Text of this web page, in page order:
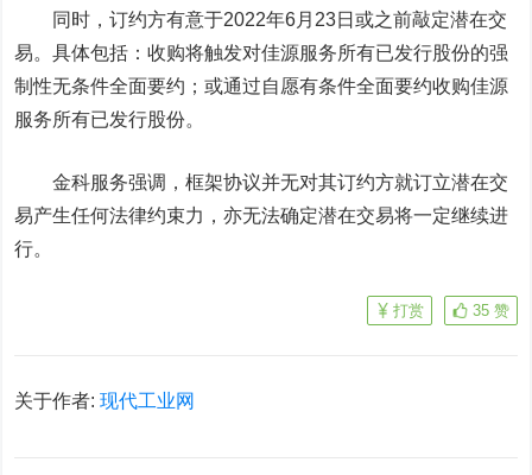
同时，订约方有意于2022年6月23日或之前敲定潜在交
易。具体包括：收购将触发对佳源服务所有已发行股份的强
制性无条件全面要约；或通过自愿有条件全面要约收购佳源
服务所有已发行股份。
金科服务强调，框架协议并无对其订约方就订立潜在交
易产生任何法律约束力，亦无法确定潜在交易将一定继续进
行。
35 赞
打赏
关于作者:现代工业网